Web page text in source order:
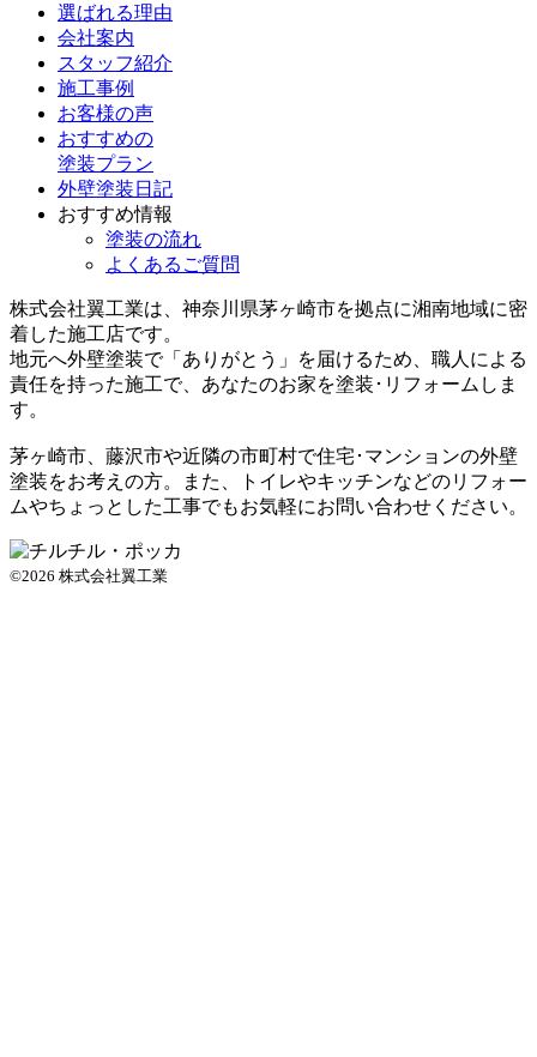
選ばれる理由
会社案内
スタッフ紹介
施工事例
お客様の声
おすすめの
塗装プラン
外壁塗装日記
おすすめ情報
塗装の流れ
よくあるご質問
株式会社翼工業は、神奈川県茅ヶ崎市を拠点に湘南地域に密
着した施工店です。
地元へ外壁塗装で「ありがとう」
を届けるため、職人による
責任を持った施工で、あなたのお家を塗装･リフォームしま
す。
茅ヶ崎市、藤沢市や近隣の市町村で住宅･マンションの外壁
塗装をお考えの方。また、トイレやキッチンなどのリフォー
ムやちょっとした工事でもお気軽にお問い合わせください。
©2026 株式会社翼工業